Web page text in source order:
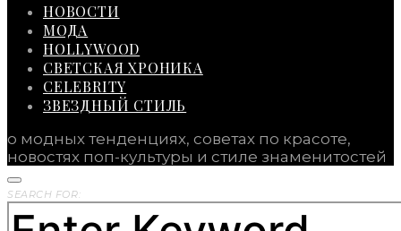
НОВОСТИ
МОДА
HOLLYWOOD
СВЕТСКАЯ ХРОНИКА
CELEBRITY
ЗВЕЗДНЫЙ СТИЛЬ
о модных тенденциях, советах по красоте,
новостях поп-культуры и стиле знаменитостей
SEARCH FOR: